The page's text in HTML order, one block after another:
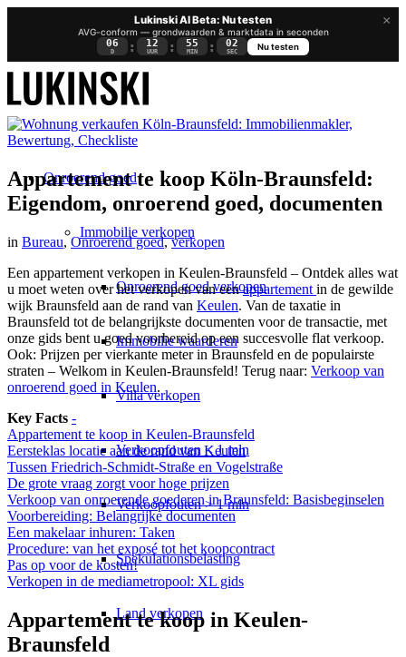
×
Lukinski AI Beta: Nu testen
AVG-conform — grondwaarden & marktdata in seconden
06
D : 12
UUR : 55
MIN : 01
SEC
Nu testen
Onroerend goed
Immobilie verkopen
Onroerend goed verkopen
Immobilie waarderen
Villa verkopen
Verkoopfouten < 1 mln
Verkoopfouten > 1 mln
Spekulationsbelasting
Land verkopen
Appartement te koop Köln-Braunsfeld:
Eigendom, onroerend goed, documenten
in Bureau, Onroerend goed,verkopen
Een appartement verkopen in Keulen-Braunsfeld – Ontdek alles wat
u moet weten over het verkopen van eenappartement in de gewilde
wijk Braunsfeld aan de rand van Keulen. Van de taxatie in
Braunsfeld tot de belangrijkste documenten voor de transactie, met
onze gids bent u goed voorbereid op een succesvolle flat verkoop.
Ook: Prijzen per vierkante meter in Braunsfeld en de populairste
straten – Welkom in Keulen-Braunsfeld! Terug naar: Verkoop van
onroerend goed in Keulen.
Key Facts -
Appartement te koop in Keulen-Braunsfeld
Eersteklas locatie aan de rand van Keulen
Tussen Friedrich-Schmidt-Straße en Vogelstraße
De grote vraag zorgt voor hoge prijzen
Verkoop van onroerende goederen in Braunsfeld: Basisbeginselen
Voorbereiding: Belangrijke documenten
Een makelaar inhuren: Taken
Procedure: van het exposé tot het koopcontract
Pas op voor de kosten!
Verkopen in de mediametropool: XL gids
Appartement te koop in Keulen-
Braunsfeld